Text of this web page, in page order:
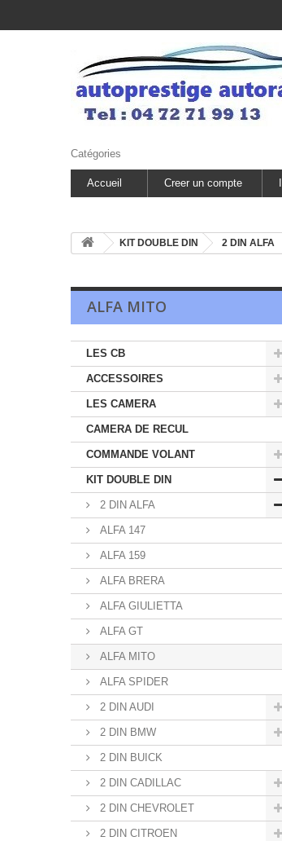
Catégories
Accueil Creer un compte
KIT DOUBLE DIN 2 DIN ALFA
ALFA MITO
LES CB
ACCESSOIRES
LES CAMERA
CAMERA DE RECUL
COMMANDE VOLANT
KIT DOUBLE DIN
2 DIN ALFA
ALFA 147
ALFA 159
ALFA BRERA
ALFA GIULIETTA
ALFA GT
ALFA MITO
ALFA SPIDER
2 DIN AUDI
2 DIN BMW
2 DIN BUICK
2 DIN CADILLAC
2 DIN CHEVROLET
2 DIN CITROEN